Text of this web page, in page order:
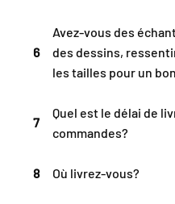
6
Avez-vous des
des dessins,
les tailles pour un
7
Quel est le délai de
commandes?
8 Où livrez-vous?